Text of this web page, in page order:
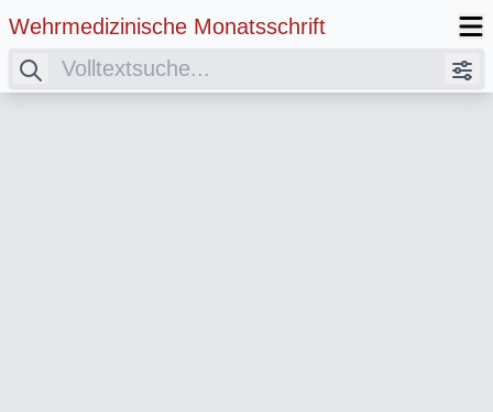
Wehrmedizinische Monatsschrift